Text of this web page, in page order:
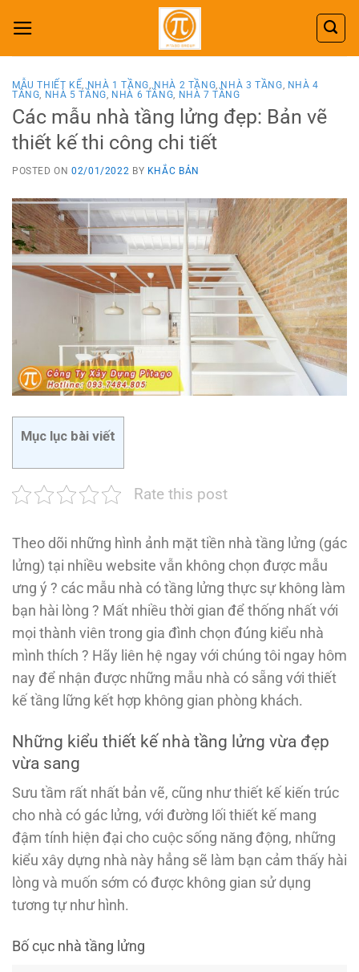
content
MẪU THIẾT KẾ, NHÀ 1 TẦNG, NHÀ 2 TẦNG,NHÀ 3 TẦNG, NHÀ 4
TẦNG, NHÀ 5 TẦNG, NHÀ 6 TẦNG, NHÀ 7 TẦNG
Các mẫu nhà tầng lửng đẹp: Bản vẽ
thiết kế thi công chi tiết
POSTED ON02/01/2022 BY KHẮC BẢN
Mục lục bài viết
Rate this post
Theo dõi những hình ảnh mặt tiền nhà tầng lửng (gác
lửng) tại nhiều website vẫn không chọn được mẫu
ưng ý ? các mẫu nhà có tầng lửng thực sự không làm
bạn hài lòng ? Mất nhiều thời gian để thống nhất với
mọi thành viên trong gia đình chọn đúng kiểu nhà
mình thích ? Hãy liên hệ ngay với chúng tôi ngay hôm
nay để nhận được những mẫu nhà có sẵng với thiết
kế tầng lững kết hợp không gian phòng khách.
Những kiểu thiết kế nhà tầng lửng vừa đẹp
vừa sang
Sưu tầm rất nhất bản vẽ, cũng như thiết kế kiến trúc
cho nhà có gác lửng, với đường lối thiết kế mang
đậm tính hiện đại cho cuộc sống năng động, những
kiểu xây dựng nhà này hẳng sẽ làm bạn cảm thấy hài
lòng và muốn sớm có được không gian sử dụng
tương tự như hình.
Bố cục nhà tầng lửng